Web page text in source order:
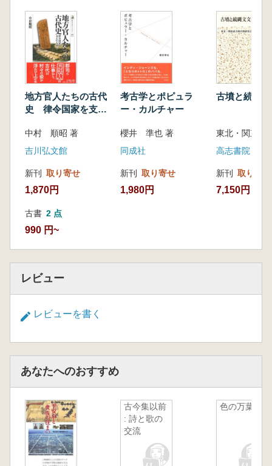
第2節 狩猟具の民族考古学
第3節 古墳時代の弓矢猟
第5章 堅果類採集―民俗誌の検討から―
第1節 古代堅果類利用の研究史
第2節 堅果類利用習俗の諸事例
第3節 堅果類利用技術の傾向
第6章 古代食料獲得の歴史的意義
第2節 古代食料獲得と環境、他生業との相互
作用
第4節 古代食料獲得の意義の多様化と重層
化
第5節 古代食料獲得研究の課題
地方官人たちの古代
史 律令国家を支え
中村 順昭 著
吉川弘文館
新刊 取り寄せ
1,870円
古書 2 点
990 円~
考古学とポピュラ
ー・カルチャー
櫻井 準也 著
同成社
新刊 取り寄せ
1,980円
古墳と続縄
高志書院
新刊 取り寄せ
7,150円
レビュー
レビューを書く
あなたへのおすすめ
古今集以前
: 詩と歌の
交流
色の万葉集